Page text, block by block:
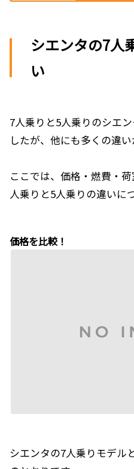
シエンタの7人
い
7人乗りと5人乗りのシエ
したが、他にも多くの違い
ここでは、価格・燃費・
人乗りと5人乗りの違いに
価格を比較！
シエンタの7人乗りモデル